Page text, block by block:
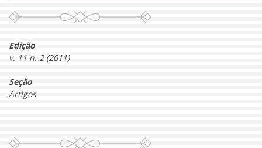
Edição
v. 11 n. 2 (2011)
Seção
Artigos